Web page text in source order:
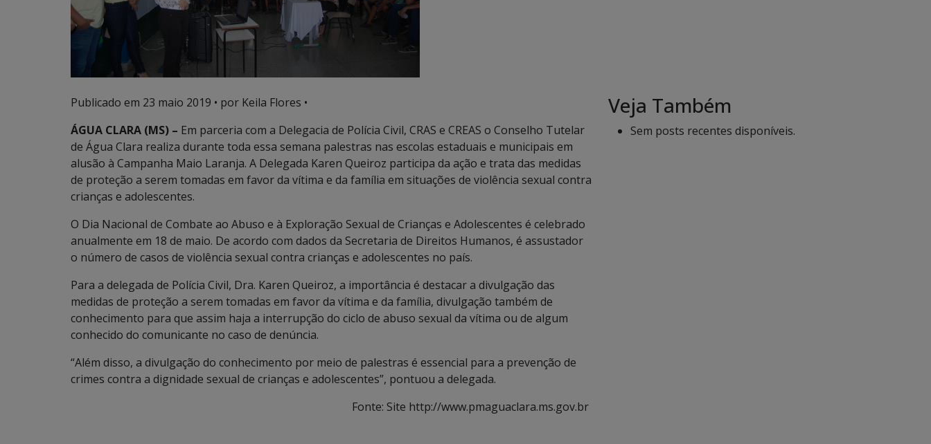
Publicado em 23 maio 2019 • por Keila Flores •
ÁGUA CLARA (MS) – Em parceria com a Delegacia de Polícia Civil, CRAS e CREAS o Conselho Tutelar
de Água Clara realiza durante toda essa semana palestras nas escolas estaduais e municipais em
alusão à Campanha Maio Laranja. A Delegada Karen Queiroz participa da ação e trata das medidas
de proteção a serem tomadas em favor da vítima e da família em situações de violência sexual contra
crianças e adolescentes.
O Dia Nacional de Combate ao Abuso e à Exploração Sexual de Crianças e Adolescentes é celebrado
anualmente em 18 de maio. De acordo com dados da Secretaria de Direitos Humanos, é assustador
o número de casos de violência sexual contra crianças e adolescentes no país.
Para a delegada de Polícia Civil, Dra. Karen Queiroz, a importância é destacar a divulgação das
medidas de proteção a serem tomadas em favor da vítima e da família, divulgação também de
conhecimento para que assim haja a interrupção do ciclo de abuso sexual da vítima ou de algum
conhecido do comunicante no caso de denúncia.
“Além disso, a divulgação do conhecimento por meio de palestras é essencial para a prevenção de
crimes contra a dignidade sexual de crianças e adolescentes”, pontuou a delegada.
Fonte: Site http://www.pmaguaclara.ms.gov.br
Veja Também
Sem posts recentes disponíveis.